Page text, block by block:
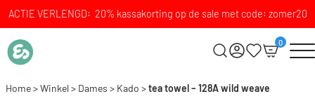
ACTIE VERLENGD: 20% kassakorting op de sale met code: zomer20
0
Home>Winkel> Dames > Kado >tea towel – 128A wild weave